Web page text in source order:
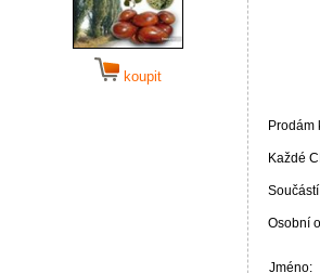
koupit
Prodám
Každé
Osobní
Jméno: